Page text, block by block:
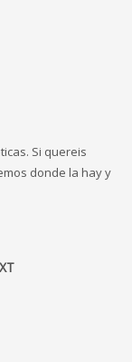
Si quereis
donde la hay y